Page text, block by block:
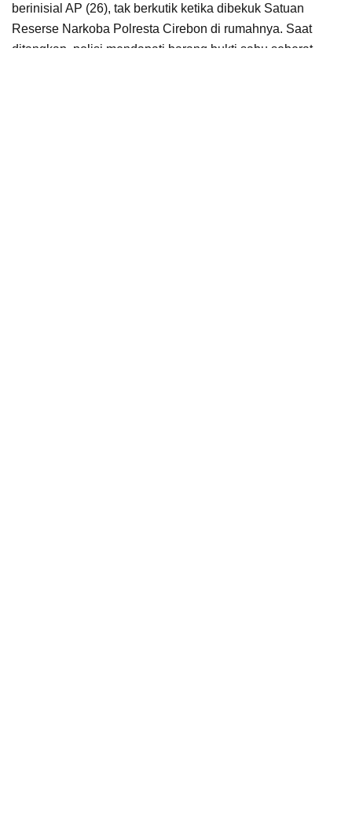
berinisial AP (26), tak berkutik ketika dibekuk Satuan
Reserse Narkoba Polresta Cirebon di rumahnya. Saat
ditangkap, polisi mendapati barang bukti sabu seberat